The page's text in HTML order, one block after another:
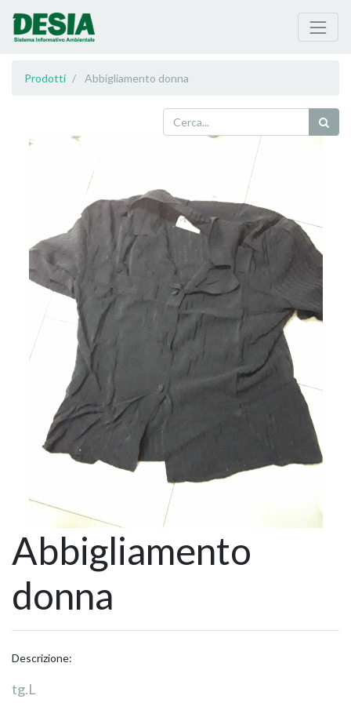
Prodotti Abbigliamento donna
Abbigliamento
donna
Descrizione:
tg.L